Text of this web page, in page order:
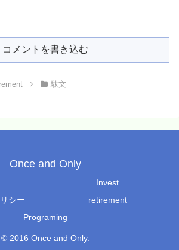
コメントを書き込む
駄文
Once and Only
Invest
シー
retirement
Programing
© 2016 Once and Only.